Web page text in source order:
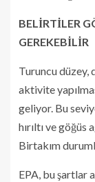
BELİRTİLER
GEREKEBİLİR
Turuncu düzey,
aktivite
geliyor. Bu
hırıltı ve
Birtakım
EPA, bu şartlar